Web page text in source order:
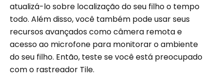
atualizá-lo sobre localização do seu filho o tempo
todo. Além disso, você também pode usar seus
recursos avançados como câmera remota e
acesso ao microfone para monitorar o ambiente
do seu filho. Então, teste se você está preocupado
com o rastreador Tile.